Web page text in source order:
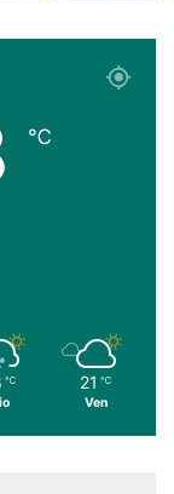
℃
℃ 21 ℃
Ven